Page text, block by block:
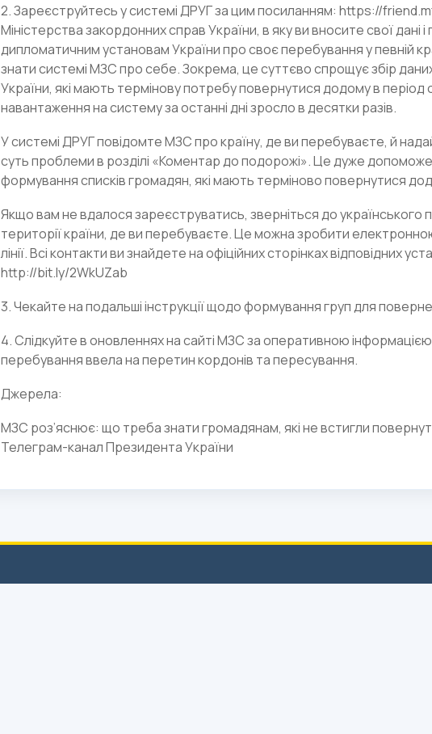
2. Зареєструйтесь у системі ДРУГ за цим посиланням: https://
Міністерства закордонних справ України, в яку ви вносите свої
дипломатичним установам України про своє перебування у певній
знати системі МЗС про себе. Зокрема, це суттєво спрощує збір
України, які мають термінову потребу повернутися додому в
навантаження на систему за останні дні зросло в десятки разів.
У системі ДРУГ повідомте МЗС про країну, де ви перебуваєте, й
суть проблеми в розділі «Коментар до подорожі». Це дуже
формування списків громадян, які мають терміново повернутися
Якщо вам не вдалося зареєструватись, зверніться до українського
території країни, де ви перебуваєте. Це можна зробити
лінії. Всі контакти ви знайдете на офіційних сторінках відповідних
http://bit.ly/2WkUZab
3. Чекайте на подальші інструкції щодо формування груп для
4. Слідкуйте в оновленнях на сайті МЗС за оперативною
перебування ввела на перетин кордонів та пересування.
Джерела:
МЗС роз’яснює: що треба знати громадянам, які не встигли
Телеграм-канал Президента України